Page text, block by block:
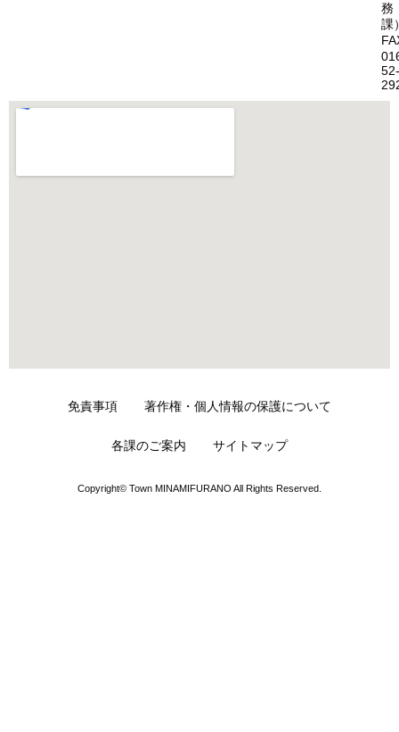
務
課
52-
免責事項 著作権・個人情報の保護について
各課のご案内 サイトマップ
Copyright© Town MINAMIFURANO All Rights Reserved.